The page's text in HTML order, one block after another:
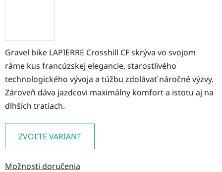
Gravel bike LAPIERRE Crosshill CF skrýva vo svojom
ráme kus francúzskej elegancie, starostlivého
technologického vývoja a túžbu zdolávať náročné výzvy.
Zároveň dáva jazdcovi maximálny komfort a istotu aj na
dlhších tratiach.
ZVOĽTE VARIANT
Možnosti doručenia